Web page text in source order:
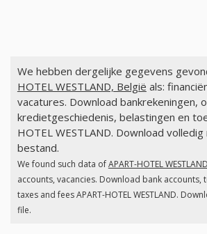
We hebben dergelijke gegevens
HOTEL WESTLAND, België als:
vacatures. Download bankrekeningen,
kredietgeschiedenis, belastingen en
HOTEL WESTLAND. Download
bestand.
We found such data ofAPART-HOTEL
accounts, vacancies. Download bank accounts,
taxes and fees APART-HOTEL WESTLAND.
file.